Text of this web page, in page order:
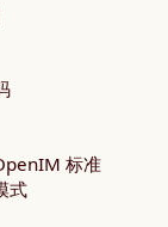
标准
式